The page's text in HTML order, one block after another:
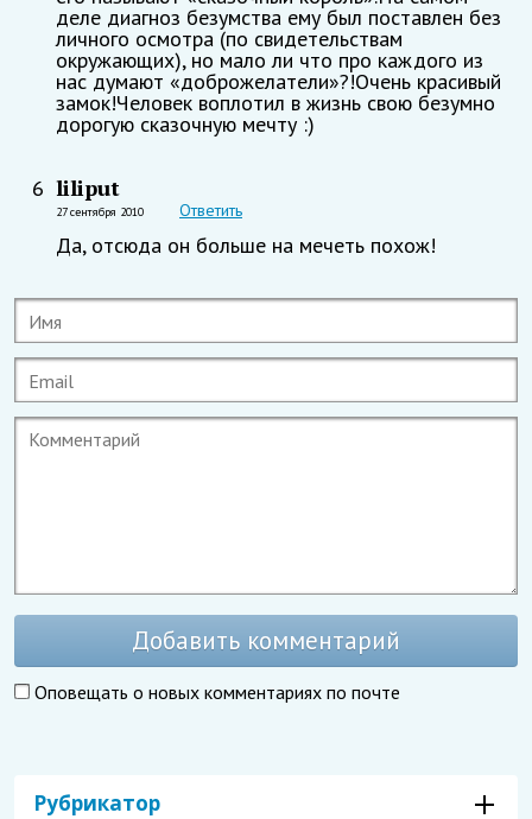
деле диагноз безумства ему был поставлен без
личного осмотра (по свидетельствам
окружающих), но мало ли что про каждого из
нас думают «доброжелатели»?!Очень красивый
замок!Человек воплотил в жизнь свою безумно
дорогую сказочную мечту :)
6 liliput
27 сентября 2010 Ответить
Да, отсюда он больше на мечеть похож!
Добавить комментарий
Оповещать о новых комментариях по почте
Рубрикатор